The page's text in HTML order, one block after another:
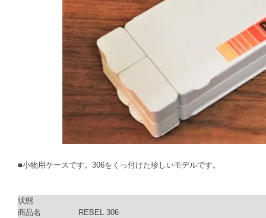
■小物用ケースです。306をくっ付けた珍しいモデルです。
状態
商品名
REBEL 306